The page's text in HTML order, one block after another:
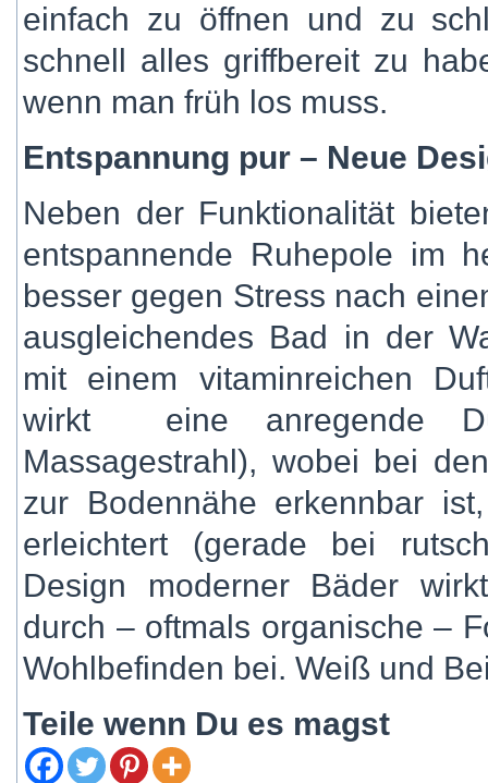
einfach zu öffnen und zu
schnell alles griffbereit zu
wenn man früh los muss.
Entspannung pur – Neue
Neben der Funktionalität
entspannende Ruhepole im
besser gegen Stress nach
ausgleichendes Bad in der
mit einem vitaminreichen
wirkt eine anregende
Massagestrahl), wobei bei
zur Bodennähe erkennbar
erleichtert (gerade bei
Design moderner Bäder
durch – oftmals organische –
Wohlbefinden bei. Weiß und
Teile wenn Du es magst